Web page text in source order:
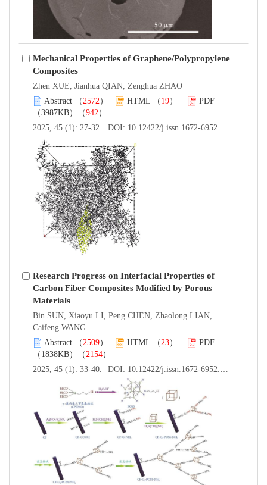
Mechanical Properties of Graphene/Polypropylene
Composites
Zhen XUE, Jianhua QIAN, Zenghua ZHAO
Abstract （ 2572 ） HTML （ 19）
PDF
（3987KB）（942 ）
2025, 45 (1): 27-32.
DOI: 10.12422/j.issn.1672-6952.2025.01.004
Research Progress on Interfacial Properties of
Carbon Fiber Composites Modified by Porous
Materials
Bin SUN, Xiaoyu LI, Peng CHEN, Zhaolong LIAN,
Caifeng WANG
Abstract （ 2509） HTML （ 23）
PDF
（1838KB）（ 2154）
2025, 45 (1): 33-40.
DOI: 10.12422/j.issn.1672-6952.2025.01.005